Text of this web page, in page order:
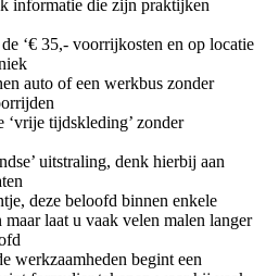
informatie die zijn praktijken
‘€ 35,- voorrijkosten en op locatie
auto of een werkbus zonder
tijdskleding’ zonder
uitstraling, denk hierbij aan
deze beloofd binnen enkele
laat u vaak velen malen langer
werkzaamheden begint een